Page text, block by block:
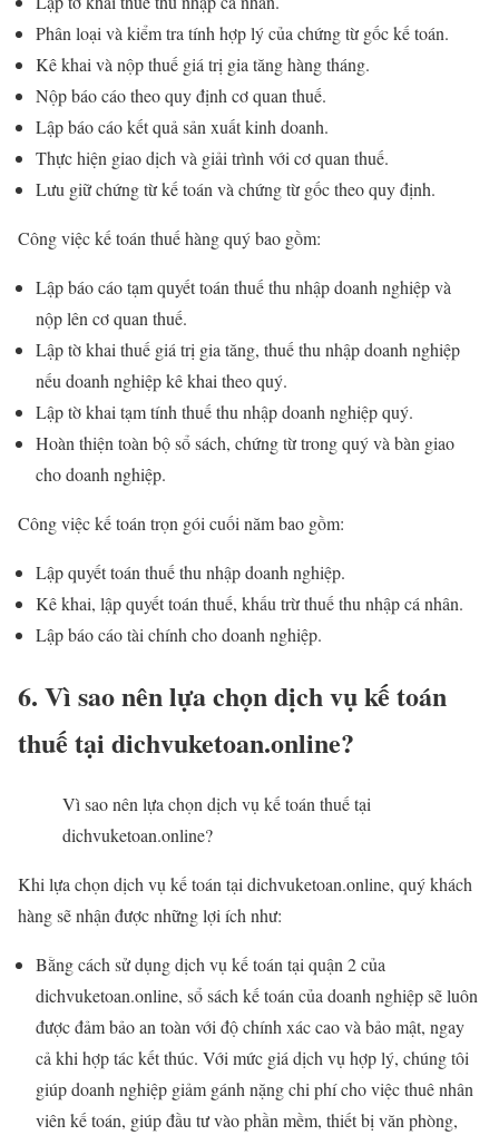
Phân loại và kiểm tra tính hợp lý của chứng từ gốc kế toán.
Kê khai và nộp thuế giá trị gia tăng hàng tháng.
Nộp báo cáo theo quy định cơ quan thuế.
Lập báo cáo kết quả sản xuất kinh doanh.
Thực hiện giao dịch và giải trình với cơ quan thuế.
Lưu giữ chứng từ kế toán và chứng từ gốc theo quy định.
Công việc kế toán thuế hàng quý bao gồm:
Lập báo cáo tạm quyết toán thuế thu nhập doanh nghiệp và
nộp lên cơ quan thuế.
Lập tờ khai thuế giá trị gia tăng, thuế thu nhập doanh nghiệp
nếu doanh nghiệp kê khai theo quý.
Lập tờ khai tạm tính thuế thu nhập doanh nghiệp quý.
Hoàn thiện toàn bộ sổ sách, chứng từ trong quý và bàn giao
cho doanh nghiệp.
Công việc kế toán trọn gói cuối năm bao gồm:
Lập quyết toán thuế thu nhập doanh nghiệp.
Kê khai, lập quyết toán thuế, khấu trừ thuế thu nhập cá nhân.
Lập báo cáo tài chính cho doanh nghiệp.
6. Vì sao nên lựa chọn dịch vụ kế toán
thuế tại dichvuketoan.online?
Vì sao nên lựa chọn dịch vụ kế toán thuế tại
dichvuketoan.online?
Khi lựa chọn dịch vụ kế toán tại dichvuketoan.online, quý khách
hàng sẽ nhận được những lợi ích như:
Bằng cách sử dụng dịch vụ kế toán tại quận 2 của
dichvuketoan.online, sổ sách kế toán của doanh nghiệp sẽ luôn
được đảm bảo an toàn với độ chính xác cao và bảo mật, ngay
cả khi hợp tác kết thúc. Với mức giá dịch vụ hợp lý, chúng tôi
giúp doanh nghiệp giảm gánh nặng chi phí cho việc thuê nhân
viên kế toán, giúp đầu tư vào phần mềm, thiết bị văn phòng,